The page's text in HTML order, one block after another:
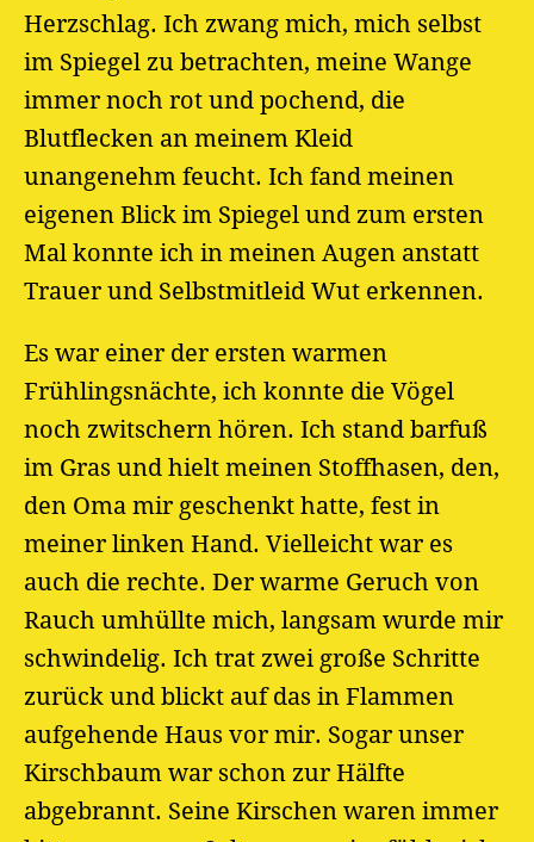
Herzschlag. Ich zwang mich, mich selbst
im Spiegel zu betrachten, meine Wange
immer noch rot und pochend, die
Blutflecken an meinem Kleid
unangenehm feucht. Ich fand meinen
eigenen Blick im Spiegel und zum ersten
Mal konnte ich in meinen Augen anstatt
Trauer und Selbstmitleid Wut erkennen.
Es war einer der ersten warmen
Frühlingsnächte, ich konnte die Vögel
noch zwitschern hören. Ich stand barfuß
im Gras und hielt meinen Stoffhasen, den,
den Oma mir geschenkt hatte, fest in
meiner linken Hand. Vielleicht war es
auch die rechte. Der warme Geruch von
Rauch umhüllte mich, langsam wurde mir
schwindelig. Ich trat zwei große Schritte
zurück und blickt auf das in Flammen
aufgehende Haus vor mir. Sogar unser
Kirschbaum war schon zur Hälfte
abgebrannt. Seine Kirschen waren immer